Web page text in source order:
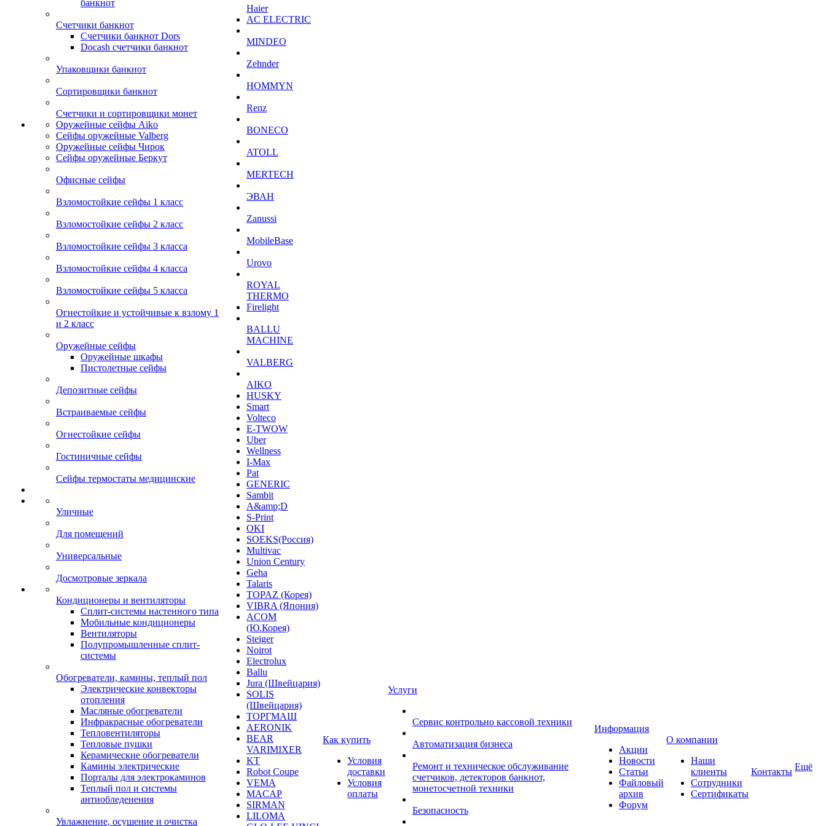
банкнот
Счетчики банкнот
Счетчики банкнот Dors
Docash счетчики банкнот
Упаковщики банкнот
Сортировщики банкнот
Счетчики и сортировщики монет
Оружейные сейфы Aiko
Сейфы оружейные Valberg
Оружейные сейфы Чирок
Сейфы оружейные Беркут
Офисные сейфы
Взломостойкие сейфы 1 класс
Взломостойкие сейфы 2 класс
Взломостойкие сейфы 3 класса
Взломостойкие сейфы 4 класса
Взломостойкие сейфы 5 класса
Огнестойкие и устойчивые к взлому 1
и 2 класс
Оружейные сейфы
Оружейные шкафы
Пистолетные сейфы
Депозитные сейфы
Встраиваемые сейфы
Огнестойкие сейфы
Гостиничные сейфы
Сейфы термостаты медицинские
Уличные
Для помещений
Универсальные
Досмотровые зеркала
Кондиционеры и вентиляторы
Сплит-системы настенного типа
Мобильные кондиционеры
Вентиляторы
Полупромышленные сплит-
системы
Обогреватели, камины, теплый пол
Электрические конвекторы
отопления
Масляные обогреватели
Инфракрасные обогреватели
Тепловентиляторы
Тепловые пушки
Керамические обогреватели
Камины электрические
Порталы для электрокаминов
Теплый пол и системы
антиобледенения
Увлажнение, осушение и очистка
Haier
AC ELECTRIC
MINDEO
Zehnder
HOMMYN
Renz
BONECO
ATOLL
MERTECH
ЭВАН
Zanussi
MobileBase
Urovo
ROYAL
THERMO
Firelight
BALLU
MACHINE
VALBERG
AIKO
HUSKY
Smart
Volteco
E-TWOW
Uber
Wellness
I-Max
Pat
GENERIC
Sambit
A&amp;D
S-Print
OKI
SOEKS(Россия)
Multivac
Union Century
Geha
Talaris
TOPAZ (Корея)
VIBRA (Япония)
ACOM
(Ю.Корея)
Steiger
Noirot
Electrolux
Ballu
Jura (Швейцария)
SOLIS
(Швейцария)
ТОРГМАШ
AERONIK
BEAR
VARIMIXER
KT
Robot Coupe
VEMA
MACAP
SIRMAN
LILOMA
Как купить
Условия
доставки
Условия
оплаты
Услуги
Сервис контрольно кассовой техники
Автоматизация бизнеса
Ремонт и техническое обслуживание
счетчиков, детекторов банкнот,
монетосчетной техники
Безопасность
Информация
Акции
Новости
Статьи
Файловый
архив
Форум
О компании
Наши
клиенты
Сотрудники
Сертификаты
Контакты Ещё